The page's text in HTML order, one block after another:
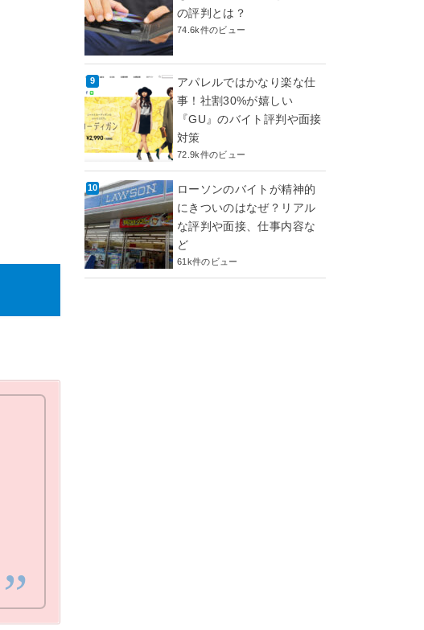
の評判とは？
74.6k件のビュー
アパレルではかなり楽な仕
事！社割30%が嬉しい
『GU』のバイト評判や面接
対策
72.9k件のビュー
ローソンのバイトが精神的
にきついのはなぜ？リアル
な評判や面接、仕事内容な
ど
61k件のビュー